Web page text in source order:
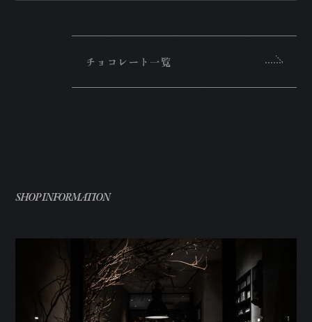
チョコレート一覧
SHOP INFORMATION